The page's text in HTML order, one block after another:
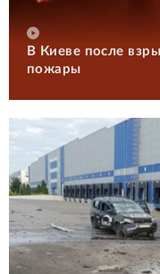
В Киеве после
пожары